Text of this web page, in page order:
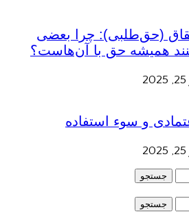
(حق‌طلبی): چرا بعضی
همیشه حق با آن‌هاست؟
و سوء استفاده
جستجو
جستجو